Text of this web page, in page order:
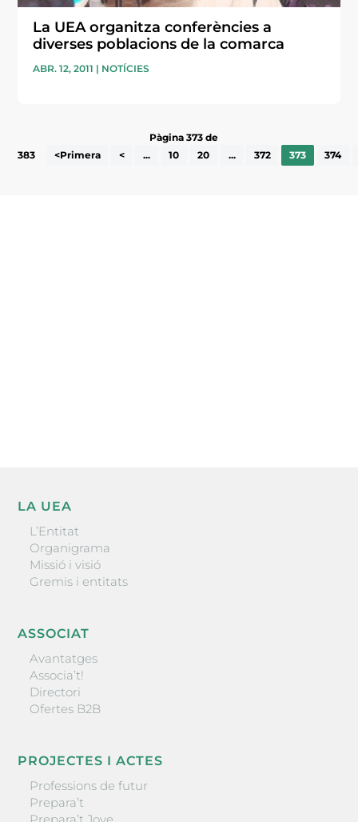
La UEA organitza conferències a
diverses poblacions de la comarca
ABR. 12, 2011 | NOTÍCIES
Pàgina 373 de
383
<Primera < ... 10 20 ... 372 373 374
LA UEA
L’Entitat
Organigrama
Missió i visió
Gremis i entitats
ASSOCIAT
Avantatges
Associa’t!
Directori
Ofertes B2B
PROJECTES I ACTES
Professions de futur
Prepara’t